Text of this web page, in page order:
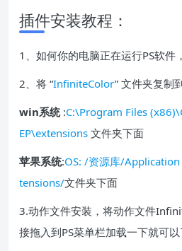
插件安装教程：
1、如何你的电脑正在运行PS软件
2、将 “InfiniteColor” 文件夹复制
win系统:C:\Program Files
EP\extensions 文件夹下面
苹果系统:OS: /资源库/
tensions/文件夹下面
3.动作文件安装，将动作文件
接拖入到PS菜单栏加载一下就可以